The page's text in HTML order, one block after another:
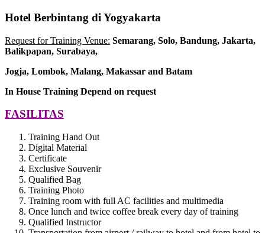
Hotel Berbintang di Yogyakarta
Request for Training Venue: Semarang, Solo, Bandung, Jakarta,
Balikpapan, Surabaya,
Jogja, Lombok, Malang, Makassar and Batam
In House Training Depend on request
FASILITAS
Training Hand Out
Digital Material
Certificate
Exclusive Souvenir
Qualified Bag
Training Photo
Training room with full AC facilities and multimedia
Once lunch and twice coffee break every day of training
Qualified Instructor